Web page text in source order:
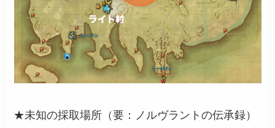
★未知の採取場所（要：ノルヴラントの伝承録）